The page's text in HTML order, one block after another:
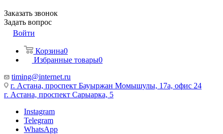
Заказать звонок
Задать вопрос
Войти
Корзина0
Избранные товары0
timing@internet.ru
г. Астана, проспект Бауыржан Момышулы, 17а, офис 24
г. Астана, проспект Сарыарка, 5
Instagram
Telegram
WhatsApp